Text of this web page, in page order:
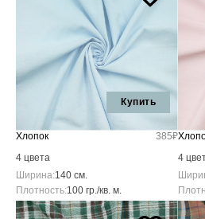
Купить
Хлопок
4 цвета
385₽
Ширина:140 см.
Плотность:100 гр./кв. м.
4